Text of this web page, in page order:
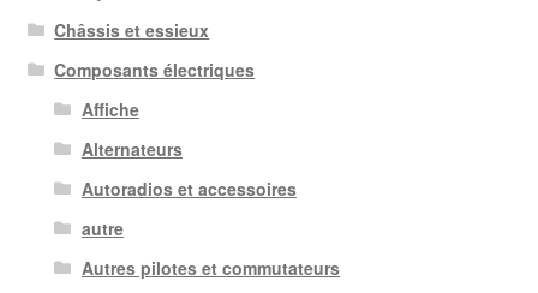
Châssis et essieux
Composants électriques
Affiche
Alternateurs
Autoradios et accessoires
autre
Autres pilotes et commutateurs